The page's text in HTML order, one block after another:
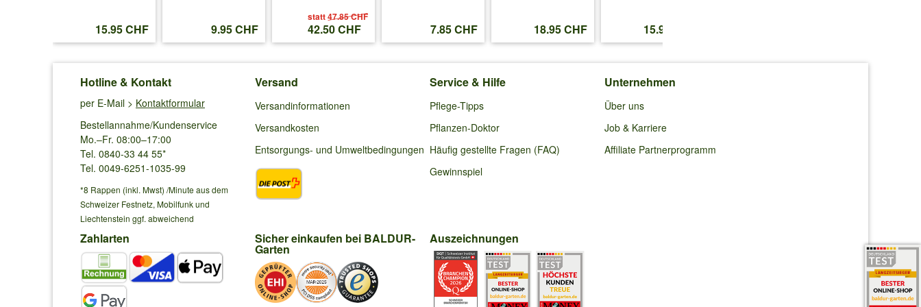
Ist der Boden frostfrei, können Sie bereits pflanzen. Alternativ aus der Verpackung nehmen und hell + frostfrei unterbringen. Bitte das
15.95 CHF 9.95 CHF
statt47.85 CHF
42.50 CHF 7.85 CHF 18.95 CHF 15.95 CHF
Hotline & Kontakt
per E-Mail > Kontaktformular
Bestellannahme/Kundenservice
Mo.–Fr. 08:00–17:00
Tel. 0840-33 44 55*
Tel. 0049-6251-1035-99
*8 Rappen (inkl. Mwst) /Minute aus dem
Schweizer Festnetz, Mobilfunk und
Liechtenstein ggf. abweichend
Versand
Versandinformationen
Versandkosten
Entsorgungs- und Umweltbedingungen
Service & Hilfe
Pflege-Tipps
Pflanzen-Doktor
Häufig gestellte Fragen (FAQ)
Gewinnspiel
Unternehmen
Über uns
Job & Karriere
Affiliate Partnerprogramm
Zahlarten Sicher einkaufen bei BALDUR-
Garten
Auszeichnungen